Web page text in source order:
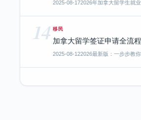
2025-08-172026年加拿大留学生就
14 移民
加拿大留学签证申请全流
2025-08-122026最新版：一步步教